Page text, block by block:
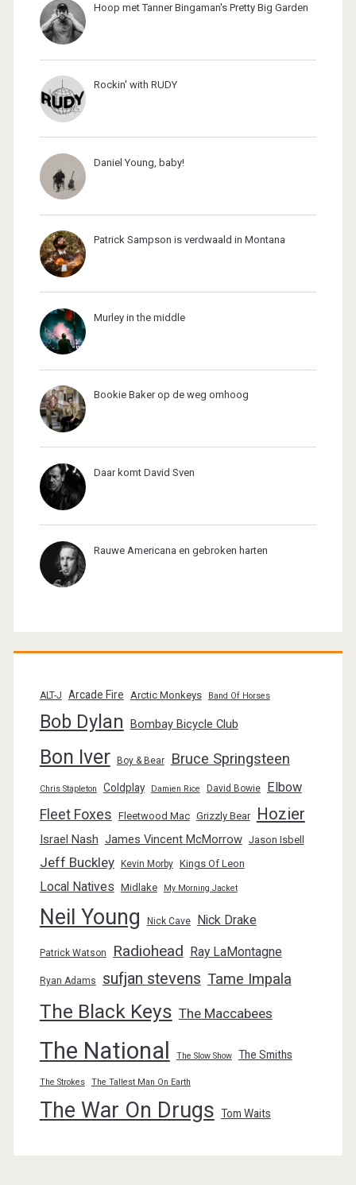
Hoop met Tanner Bingaman's Pretty Big Garden
Rockin' with RUDY
Daniel Young, baby!
Patrick Sampson is verdwaald in Montana
Murley in the middle
Bookie Baker op de weg omhoog
Daar komt David Sven
Rauwe Americana en gebroken harten
ALT-J Arcade Fire Arctic Monkeys Band Of Horses
Bob Dylan Bombay Bicycle Club
Bon Iver Boy & Bear Bruce Springsteen
Chris Stapleton Coldplay Damien Rice David Bowie Elbow
Fleet Foxes Fleetwood Mac Grizzly Bear Hozier
Israel Nash James Vincent McMorrow Jason Isbell
Jeff Buckley Kevin Morby Kings Of Leon
Local Natives Midlake My Morning Jacket
Neil Young Nick Cave Nick Drake
Patrick Watson Radiohead Ray LaMontagne
Ryan Adams sufjan stevens Tame Impala
The Black Keys The Maccabees
The National The Slow Show The Smiths
The Strokes The Tallest Man On Earth
The War On Drugs Tom Waits